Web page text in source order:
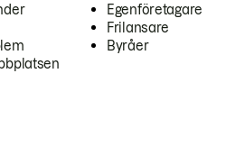
Egenföretagare
Frilansare
Byråer